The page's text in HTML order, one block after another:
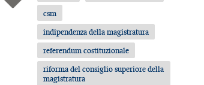
csm
indipendenza della magistratura
referendum costituzionale
riforma del consiglio superiore della
magistratura